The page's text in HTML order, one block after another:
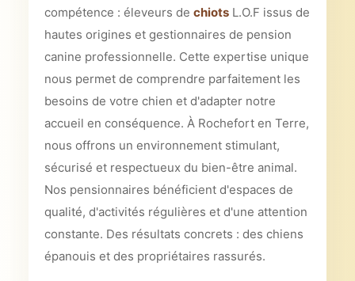
compétence : éleveurs dechiots L.O.F issus de
hautes origines et gestionnaires de pension
canine professionnelle. Cette expertise unique
nous permet de comprendre parfaitement les
besoins de votre chien et d'adapter notre
accueil en conséquence. À Rochefort en Terre,
nous offrons un environnement stimulant,
sécurisé et respectueux du bien-être animal.
Nos pensionnaires bénéficient d'espaces de
qualité, d'activités régulières et d'une attention
constante. Des résultats concrets : des chiens
épanouis et des propriétaires rassurés.